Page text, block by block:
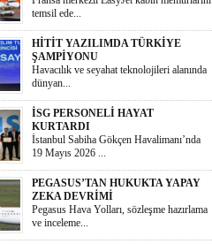
temsil ede...
HİTİT YAZILIMDA TÜRKİYE
ŞAMPİYONU
Havacılık ve seyahat teknolojileri alanında
dünyan...
İSG PERSONELİ HAYAT
KURTARDI
İstanbul Sabiha Gökçen Havalimanı’nda
19 Mayıs 2026 ...
PEGASUS’TAN HUKUKTA YAPAY
ZEKA DEVRİMİ
Pegasus Hava Yolları, sözleşme hazırlama
ve inceleme...